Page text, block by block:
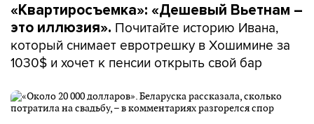
«Квартиросъемка»: «Дешевый Вьетнам –
это иллюзия». Почитайте историю Ивана,
который снимает евротрешку в Хошимине за
1030$ и хочет к пенсии открыть свой бар